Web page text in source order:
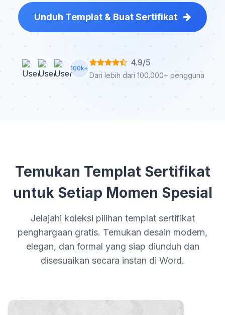
Unduh Templat & Buat Sertifikat
100k+
4.9/5
Dari lebih dari 100.000+ pengguna
Temukan Templat Sertifikat
untuk Setiap Momen Spesial
Jelajahi koleksi pilihan templat sertifikat
penghargaan gratis. Temukan desain modern,
elegan, dan formal yang siap diunduh dan
disesuaikan secara instan di Word.